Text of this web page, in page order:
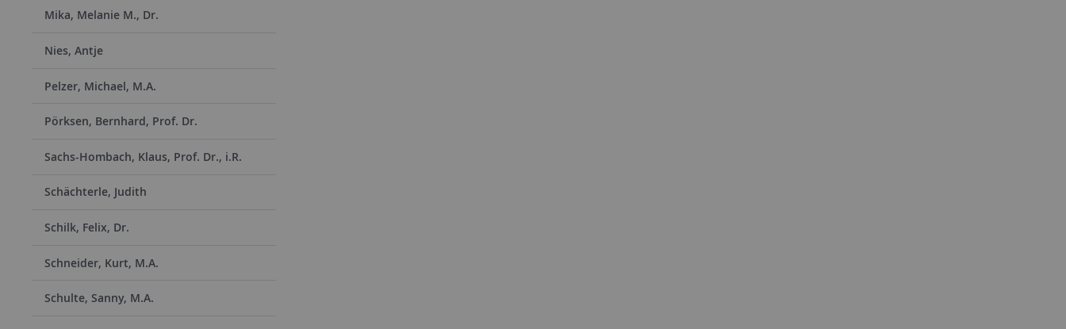
Mika, Melanie M., Dr.
Nies, Antje
Pelzer, Michael, M.A.
Pörksen, Bernhard, Prof. Dr.
Sachs-Hombach, Klaus, Prof. Dr., i.R.
Schächterle, Judith
Schilk, Felix, Dr.
Schneider, Kurt, M.A.
Schulte, Sanny, M.A.